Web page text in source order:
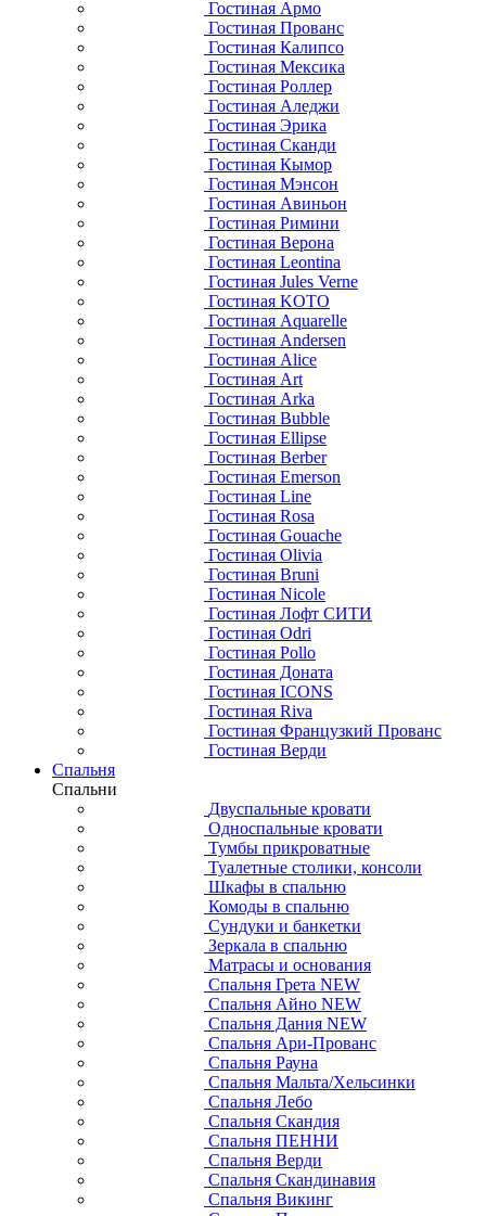
Гостиная Армо
Гостиная Прованс
Гостиная Калипсо
Гостиная Мексика
Гостиная Роллер
Гостиная Аледжи
Гостиная Эрика
Гостиная Сканди
Гостиная Кымор
Гостиная Мэнсон
Гостиная Авиньон
Гостиная Римини
Гостиная Верона
Гостиная Leontina
Гостиная Jules Verne
Гостиная KOTO
Гостиная Aquarelle
Гостиная Andersen
Гостиная Alice
Гостиная Art
Гостиная Arka
Гостиная Bubble
Гостиная Ellipse
Гостиная Berber
Гостиная Emerson
Гостиная Line
Гостиная Rosa
Гостиная Gouache
Гостиная Olivia
Гостиная Bruni
Гостиная Nicole
Гостиная Лофт СИТИ
Гостиная Odri
Гостиная Pollo
Гостиная Доната
Гостиная ICONS
Гостиная Riva
Гостиная Французкий Прованс
Гостиная Верди
Спальня
Спальни
Двуспальные кровати
Односпальные кровати
Тумбы прикроватные
Туалетные столики, консоли
Шкафы в спальню
Комоды в спальню
Сундуки и банкетки
Зеркала в спальню
Матрасы и основания
Спальня Грета NEW
Спальня Айно NEW
Спальня Дания NEW
Спальня Ари-Прованс
Спальня Рауна
Спальня Мальта/Хельсинки
Спальня Лебо
Спальня Скандия
Спальня ПЕННИ
Спальня Верди
Спальня Скандинавия
Спальня Викинг